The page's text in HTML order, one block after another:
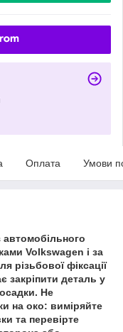
Оплата Умови
автомобільного
Volkswagen і за
різьбової фіксації
закріпити деталь у
Не
на око: виміряйте
та перевірте